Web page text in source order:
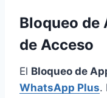
Bloqueo de
de Acceso
El Bloqueo de
WhatsApp Plus.